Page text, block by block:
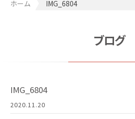
ホーム IMG_6804
ブログ
IMG_6804
2020.11.20